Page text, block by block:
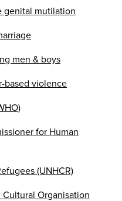
genital mutilation
men & boys
based violence
for Human
(UNHCR)
Organisation